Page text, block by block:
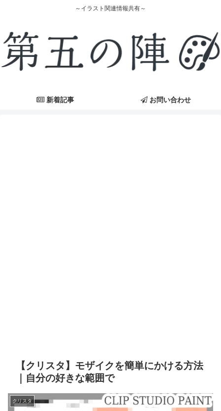
～イラスト関連情報共有～
新着記事 お問い合わせ
【クリスタ】モザイクを簡単にかける方法
｜自分の好きな範囲で
クリスタ